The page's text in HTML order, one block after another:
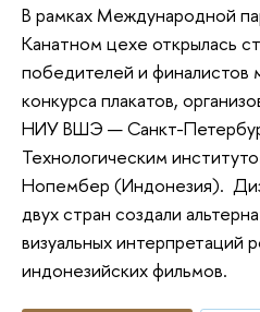
В рамках Международной
Канатном цехе открылась
победителей и финалистов
конкурса плакатов,
НИУ ВШЭ — Санкт-
Технологическим
Нопембер (Индонезия).
двух стран создали
визуальных интерпретаций
индонезийских фильмов.